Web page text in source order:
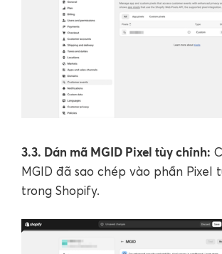
3.3. Dán mã MGID Pixel tùy chỉnh:
MGID đã sao chép vào phần Pixel
trong Shopify.